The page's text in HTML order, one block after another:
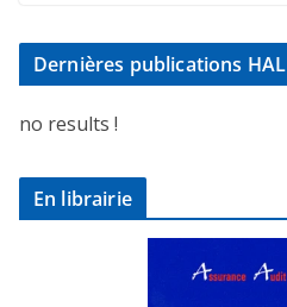
Dernières publications HAL
no results !
En librairie